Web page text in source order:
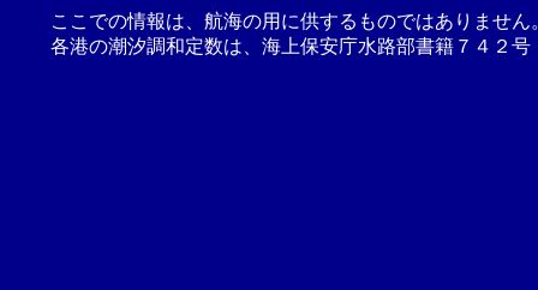
ここでの情報は、航海の用に供するものではありませ
各港の潮汐調和定数は、海上保安庁水路部書籍７４２